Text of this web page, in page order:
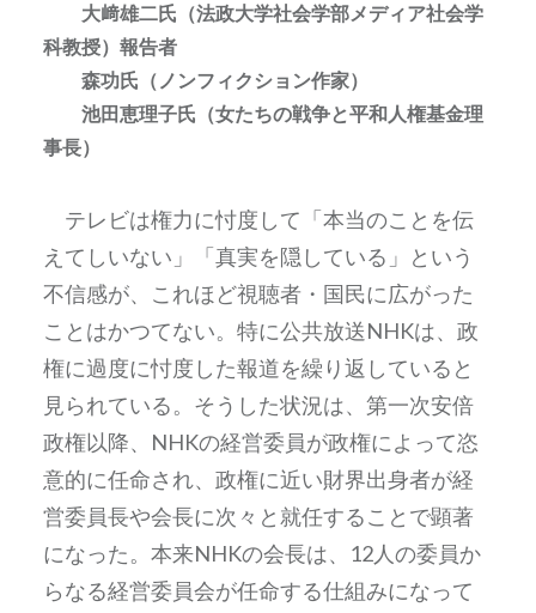
大﨑雄二氏（法政大学社会学部メディア社会学
科教授）報告者
森功氏（ノンフィクション作家）
池田恵理子氏（女たちの戦争と平和人権基金理
事長）
テレビは権力に忖度して「本当のことを伝
えてしいない」「真実を隠している」という
不信感が、これほど視聴者・国民に広がった
ことはかつてない。特に公共放送NHKは、政
権に過度に忖度した報道を繰り返していると
見られている。そうした状況は、第一次安倍
政権以降、NHKの経営委員が政権によって恣
意的に任命され、政権に近い財界出身者が経
営委員長や会長に次々と就任することで顕著
になった。本来NHKの会長は、12人の委員か
らなる経営委員会が任命する仕組みになって